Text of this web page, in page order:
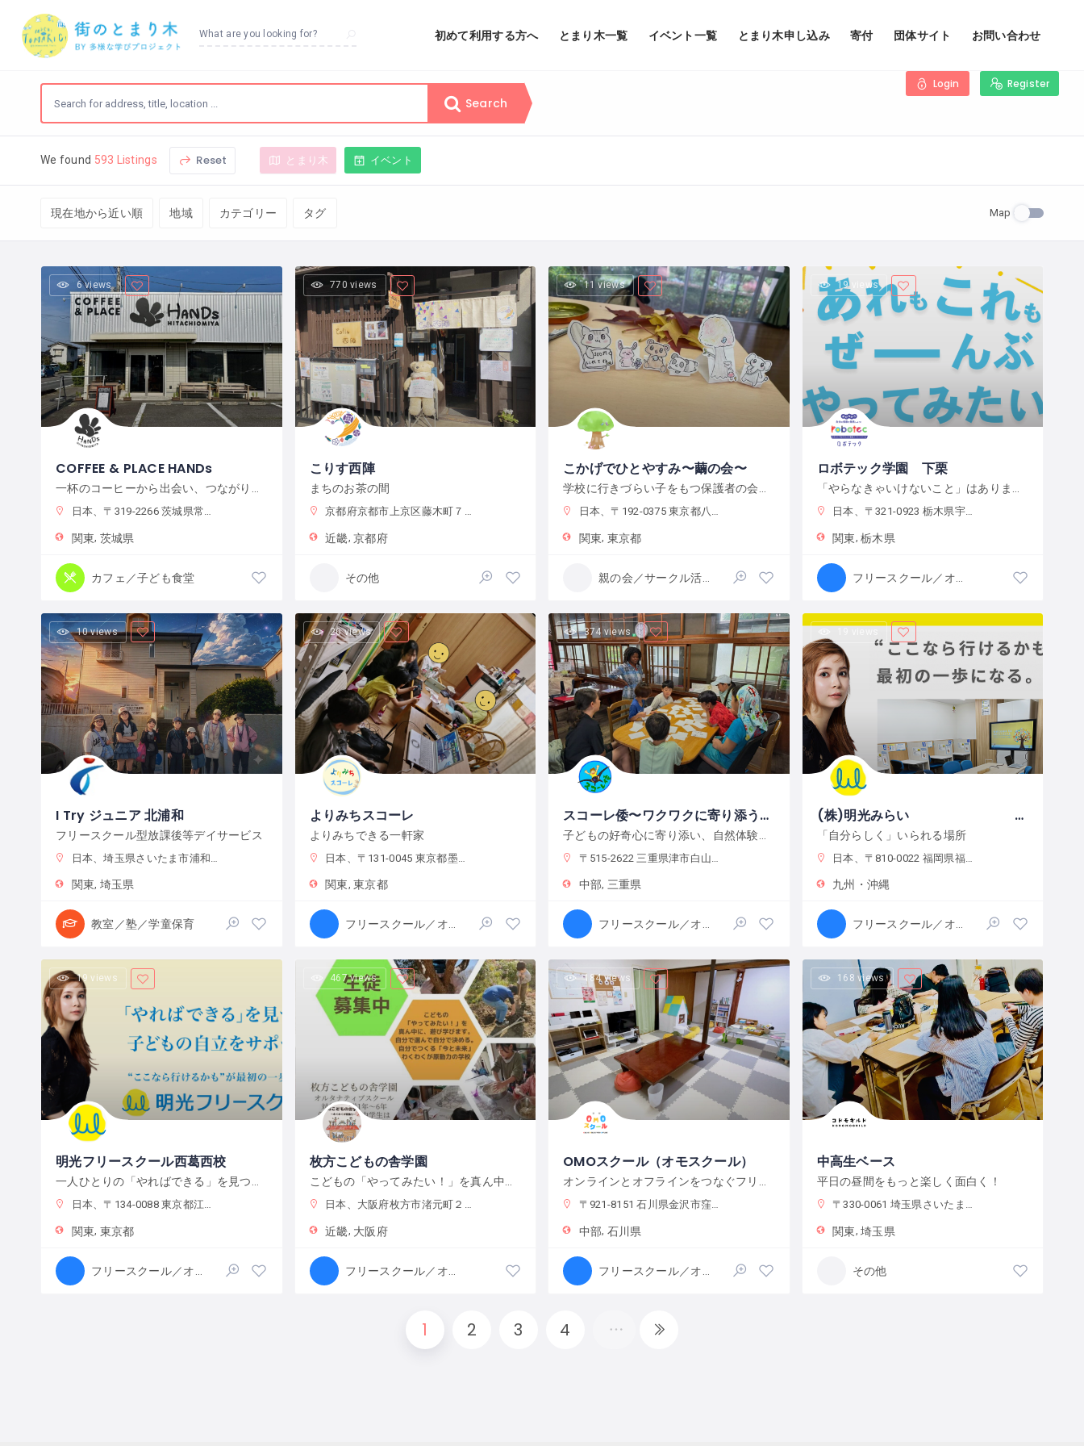
What are you looking for? 初めて利用する方へ とまり木一覧 イベント一覧 とまり木申し込み 寄付 団体サイト お問い合わせ
Login Register
Search
We found 593 Listings Reset とまり木 イベント
現在地から近い順 地域 カテゴリー タグ Map
6 views
COFFEE & PLACE HANDs
日本、〒319-2266 茨城県常陸大宮市抽ヶ台町８６４−１
関東 茨城県
カフェ／子ども食堂
770 views
こりす西陣
まちのお茶の間
京都府京都市上京区藤木町７９５−５
近畿 京都府
その他
11 views
こかげでひとやすみ〜繭の会〜
日本、〒192-0375 東京都八王子市鑓水２丁目２０１３−２
関東 東京都
19 views
ロボテック学園 下栗
日本、〒321-0923 栃木県宇都宮市下栗町２２９２−８ 2 階
関東 栃木県
10 views
I Try ジュニア 北浦和
フリースクール型放課後等デイサービス
日本、埼玉県さいたま市浦和区元町２−３４−１０
関東 埼玉県
教室／塾／学童保育
20 views
よりみちスコーレ
よりみちできる一軒家
日本、〒131-0045 東京都墨田区押上２丁目２８−３
関東 東京都
374 views
スコーレ倭〜ワクワクに寄り添う学校〜
〒515-2622 三重県津市白山町中ノ村１３８−４
中部 三重県
(株)明光みらい 明光フリースクール薬院本校
「自分らしく」いられる場所
日本、〒810-0022 福岡県福岡市中央区薬院１−１０−６ フォレスト薬院大通り
九州・沖縄
19 views
明光フリースクール西葛西校
日本、〒134-0088 東京都江戸川区西葛西６−１０−１４ 正栄ビル
関東 東京都
467 views
枚方こどもの舎学園
日本、大阪府枚方市渚元町２１−３１
近畿 大阪府
184 views
OMOスクール（オモスクール）
〒921-8151 石川県金沢市窪３丁目１３６−１
中部 石川県
168 views
中高生ベース
平日の昼間をもっと楽しく面白く！
〒330-0061 埼玉県さいたま市浦和区常磐７丁目４−１ 埼玉りそな銀行さいたま研修センター
関東 埼玉県
その他
1 2 3 4